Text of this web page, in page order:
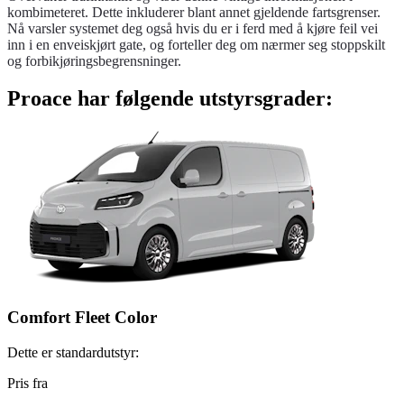
kombimeteret. Dette inkluderer blant annet gjeldende fartsgrenser.
Nå varsler systemet deg også hvis du er i ferd med å kjøre feil vei
inn i en enveiskjørt gate, og forteller deg om nærmer seg stoppskilt
og forbikjøringsbegrensninger.
Proace har følgende utstyrsgrader:
Comfort Fleet Color
Dette er standardutstyr:
Pris fra